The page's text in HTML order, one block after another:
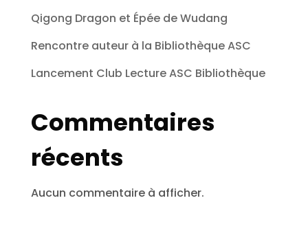
Qigong Dragon et Épée de Wudang
Rencontre auteur à la Bibliothèque ASC
Lancement Club Lecture ASC Bibliothèque
Commentaires
récents
Aucun commentaire à afficher.